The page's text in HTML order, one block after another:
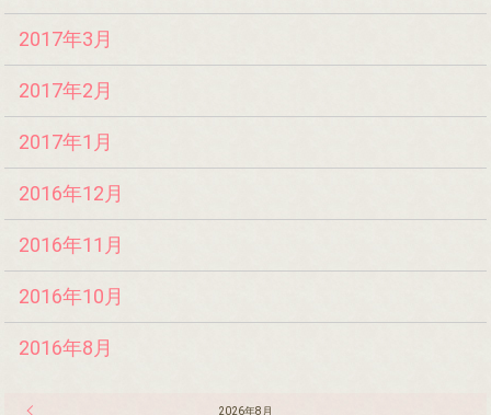
2017年3月
2017年2月
2017年1月
2016年12月
2016年11月
2016年10月
2016年8月
2026年8月